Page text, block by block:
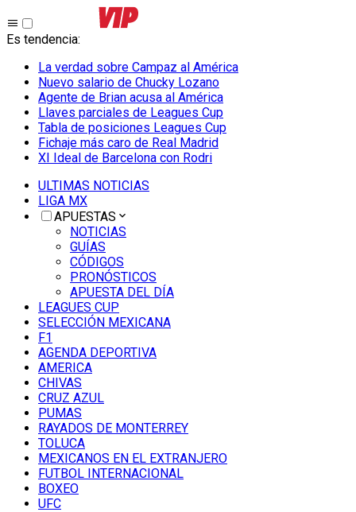
Es tendencia:
La verdad sobre Campaz al América
Nuevo salario de Chucky Lozano
Agente de Brian acusa al América
Llaves parciales de Leagues Cup
Tabla de posiciones Leagues Cup
Fichaje más caro de Real Madrid
XI Ideal de Barcelona con Rodri
ULTIMAS NOTICIAS
LIGA MX
APUESTAS
NOTICIAS
GUÍAS
CÓDIGOS
PRONÓSTICOS
APUESTA DEL DÍA
LEAGUES CUP
SELECCIÓN MEXICANA
F1
AGENDA DEPORTIVA
AMERICA
CHIVAS
CRUZ AZUL
PUMAS
RAYADOS DE MONTERREY
TOLUCA
MEXICANOS EN EL EXTRANJERO
FUTBOL INTERNACIONAL
BOXEO
UFC